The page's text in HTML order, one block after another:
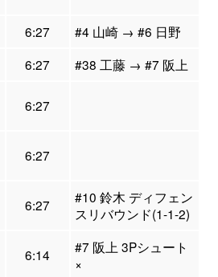
6:27
#4 山崎 → #6 日野
6:27
#38 工藤 → #7 阪上
6:27
6:27
6:27
#10 鈴木 ディフェン
スリバウンド(1-1-2)
6:14
#7 阪上 3Pシュート
×